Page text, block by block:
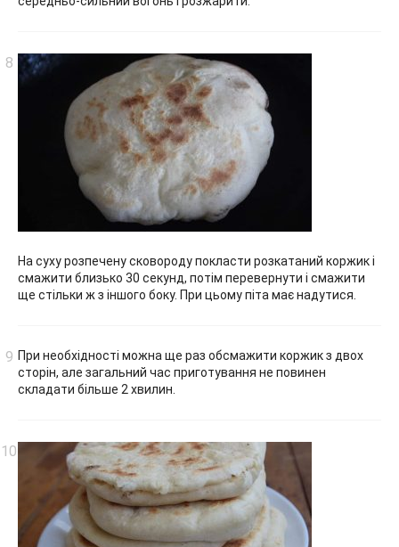
На суху розпечену сковороду покласти розкатаний коржик і
смажити близько 30 секунд, потім перевернути і смажити
ще стільки ж з іншого боку. При цьому піта має надутися.
При необхідності можна ще раз обсмажити коржик з двох
сторін, але загальний час приготування не повинен
складати більше 2 хвилин.